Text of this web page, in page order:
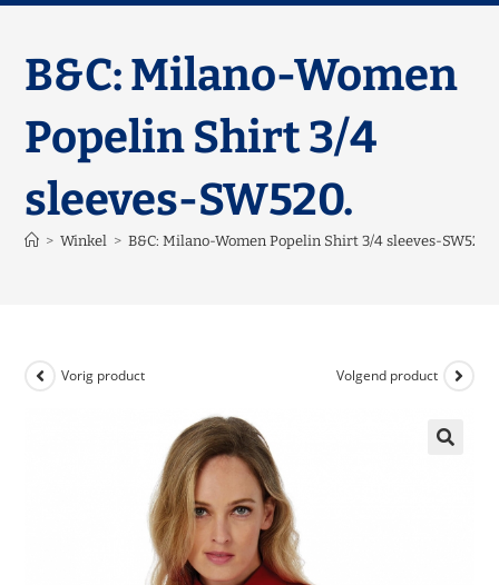
B&C: Milano-Women
Popelin Shirt 3/4
sleeves-SW520.
> Winkel > B&C: Milano-Women Popelin Shirt 3/4 sleeves-SW520.
Vorig product Volgend product